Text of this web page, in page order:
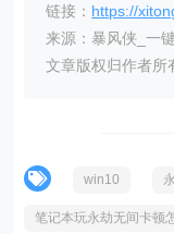
链接： https://
来源：暴风侠_一
文章版权归作者所
win10
笔记本玩永劫无间卡顿